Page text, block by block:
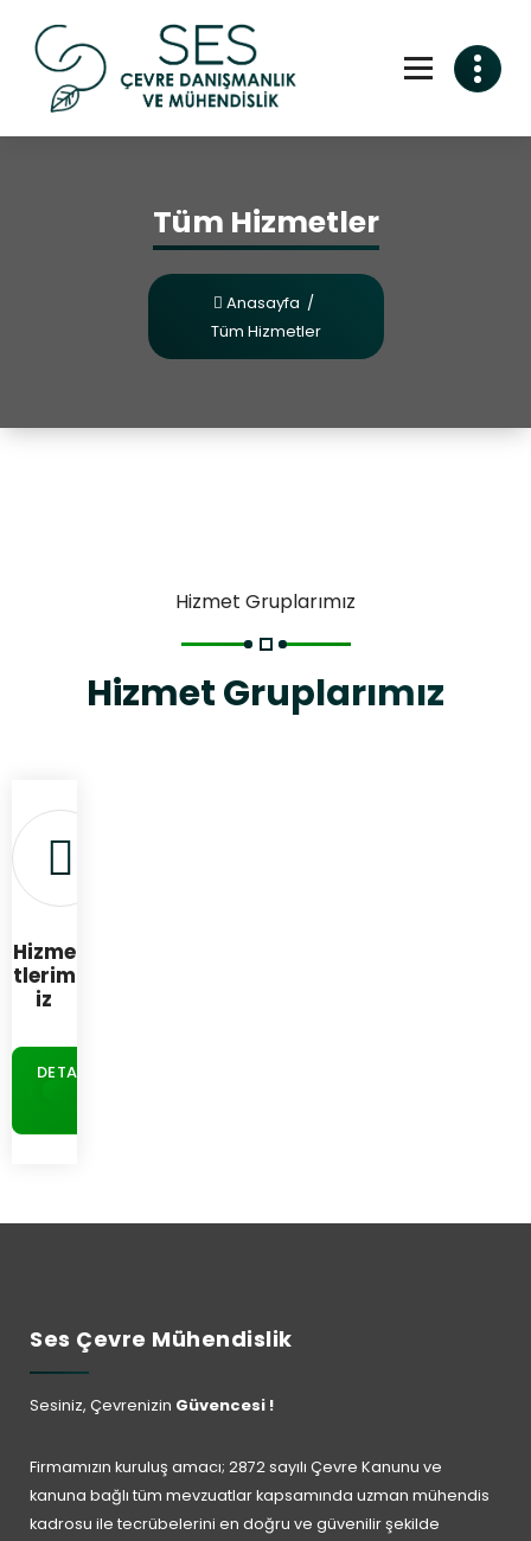
Tüm Hizmetler
Anasayfa /
Tüm Hizmetler
Hizmet Gruplarımız
Hizmet Gruplarımız
Hizme
tlerim
iz
DETAYLAR
Ses Çevre Mühendislik
Sesiniz, Çevrenizin Güvencesi !
Firmamızın kuruluş amacı; 2872 sayılı Çevre Kanunu ve
kanuna bağlı tüm mevzuatlar kapsamında uzman mühendis
kadrosu ile tecrübelerini en doğru ve güvenilir şekilde